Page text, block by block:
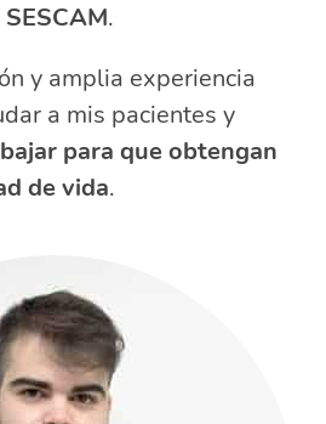
SESCAM.
y amplia experiencia
a mis pacientes y
para que obtengan
de vida.